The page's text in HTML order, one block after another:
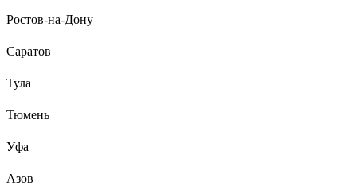
Ростов-на-Дону
Саратов
Тула
Тюмень
Уфа
Азов